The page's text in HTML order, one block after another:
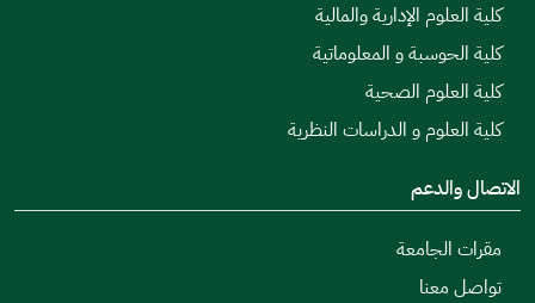
كلية العلوم الإدارية والمالية
كلية الحوسبة و المعلوماتية
كلية العلوم الصحية
كلية العلوم و الدراسات النظرية
الاتصال والدعم
مقرات الجامعة
تواصل معنا